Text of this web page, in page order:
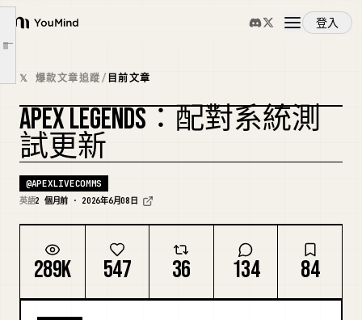
YouMind
登入
概覽
使用案例
技能
提示詞
定價
文章大綱
測試：低技能非積分大廳加入機器人
測試：4.5 小時積分賽地圖輪換
進行中的測試：限制 1 個階級的積分賽預組隊伍
測試的挑戰
結論
𝕏 爆款文章追蹤/ 目前文章
APEX LEGENDS：配對系統測
試更新
@APEXLIVECOMMS
英語2 個月前 · 2026年6月08日
289K 547 36 134 84